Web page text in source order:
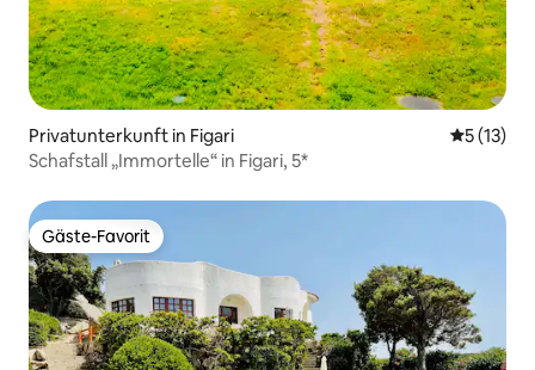
Privatunterkunft in Figari
5 (13)
Schafstall „Immortelle“ in Figari, 5*
Gäste-Favorit
Gäste-Favorit